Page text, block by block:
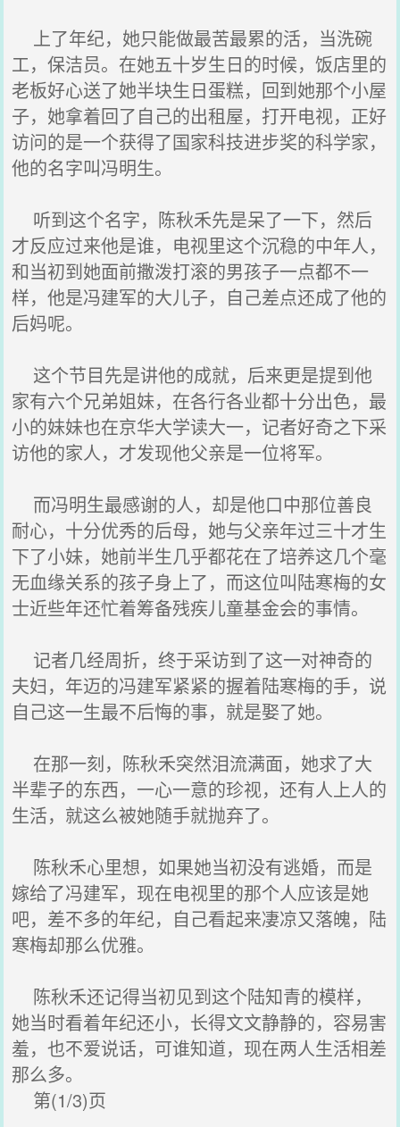
上了年纪，她只能做最苦最累的活，当洗碗
工，保洁员。在她五十岁生日的时候，饭店里的
老板好心送了她半块生日蛋糕，回到她那个小屋
子，她拿着回了自己的出租屋，打开电视，正好
访问的是一个获得了国家科技进步奖的科学家，
他的名字叫冯明生。
听到这个名字，陈秋禾先是呆了一下，然后
才反应过来他是谁，电视里这个沉稳的中年人，
和当初到她面前撒泼打滚的男孩子一点都不一
样，他是冯建军的大儿子，自己差点还成了他的
后妈呢。
这个节目先是讲他的成就，后来更是提到他
家有六个兄弟姐妹，在各行各业都十分出色，最
小的妹妹也在京华大学读大一，记者好奇之下采
访他的家人，才发现他父亲是一位将军。
而冯明生最感谢的人，却是他口中那位善良
耐心，十分优秀的后母，她与父亲年过三十才生
下了小妹，她前半生几乎都花在了培养这几个毫
无血缘关系的孩子身上了，而这位叫陆寒梅的女
士近些年还忙着筹备残疾儿童基金会的事情。
记者几经周折，终于采访到了这一对神奇的
夫妇，年迈的冯建军紧紧的握着陆寒梅的手，说
自己这一生最不后悔的事，就是娶了她。
在那一刻，陈秋禾突然泪流满面，她求了大
半辈子的东西，一心一意的珍视，还有人上人的
生活，就这么被她随手就抛弃了。
陈秋禾心里想，如果她当初没有逃婚，而是
嫁给了冯建军，现在电视里的那个人应该是她
吧，差不多的年纪，自己看起来凄凉又落魄，陆
寒梅却那么优雅。
陈秋禾还记得当初见到这个陆知青的模样，
她当时看着年纪还小，长得文文静静的，容易害
羞，也不爱说话，可谁知道，现在两人生活相差
那么多。
第(1/3)页